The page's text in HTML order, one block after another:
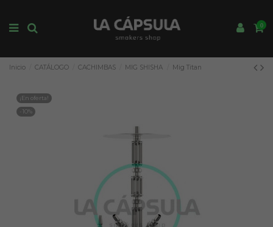
0
Inicio CATÁLOGO CACHIMBAS MIG SHISHA Mig Titan
¡En oferta!
-10%